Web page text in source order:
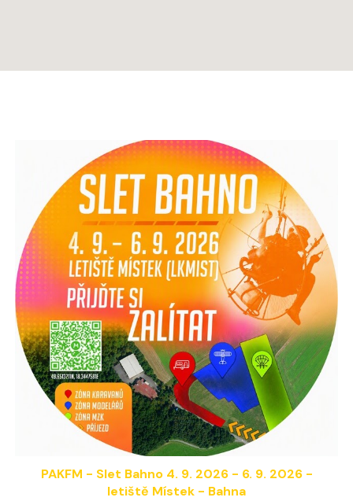
PAKFM - Slet Bahno 4. 9. 2026 - 6. 9. 2026 -
letiště Místek - Bahna